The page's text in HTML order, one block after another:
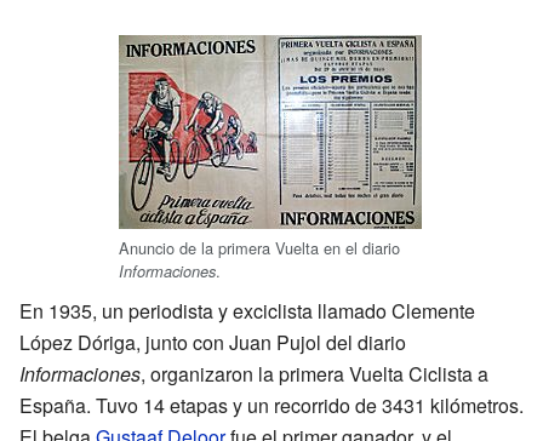
Anuncio de la primera Vuelta en el diario
Informaciones.
En 1935, un periodista y exciclista llamado Clemente
López Dóriga, junto con Juan Pujol del diario
Informaciones, organizaron la primera Vuelta Ciclista a
España. Tuvo 14 etapas y un recorrido de 3431 kilómetros.